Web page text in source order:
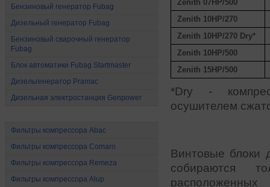
Бензиновый генератор Fubag
Дизельный генератор Fubag
Бензиновый сварочный генератор
Fubag
Блок автоматики Fubag Startmaster
Дизельгенератор Pramac
Дизельная электростанция Genpower
Фильтры компрессора Abac
Фильтры компрессора Comaro
Фильтры компрессора Remeza
Фильтры компрессора Alup
Zenith 07HP/500
Zenith 10HP/270
Zenith 10HP/270 Dry*
Zenith 10HP/500
Zenith 15HP/500
*Dry -
осушителем
Винтовые блоки
собираются